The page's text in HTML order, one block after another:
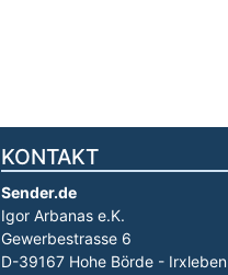
KONTAKT
Sender.de
Igor Arbanas e.K.
Gewerbestrasse 6
D-39167 Hohe Börde - Irxleben